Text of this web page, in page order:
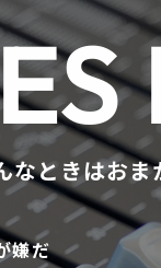
なときはおま
嫌だ